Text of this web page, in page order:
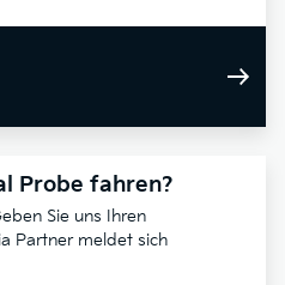
Probe fahren?
Sie uns Ihren
Partner meldet sich